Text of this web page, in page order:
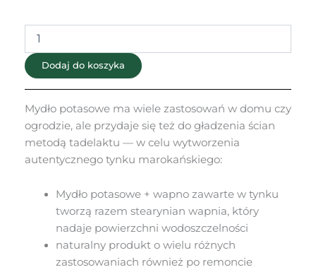
ilość
Mydło
potasowe
-
szare
mydło
z
oliwy
z
oliwek
Dodaj do koszyka
Mydło potasowe ma wiele zastosowań w domu czy
ogrodzie, ale przydaje się też do gładzenia ścian
metodą tadelaktu — w celu wytworzenia
autentycznego tynku marokańskiego:
Mydło potasowe + wapno zawarte w tynku
tworzą razem stearynian wapnia, który
nadaje powierzchni wodoszczelności
naturalny produkt o wielu różnych
zastosowaniach również po remoncie